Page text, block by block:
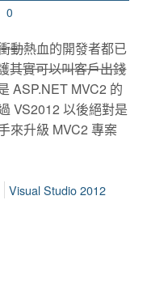
0
動熱血的開發者都已
其實可以叫客戶出錢
ASP.NET MVC2 的
VS2012 以後絕對是
來升級 MVC2 專案
Visual Studio 2012